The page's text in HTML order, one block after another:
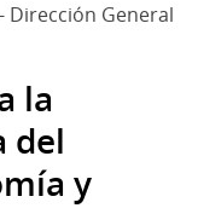
Dirección General
la
del
y